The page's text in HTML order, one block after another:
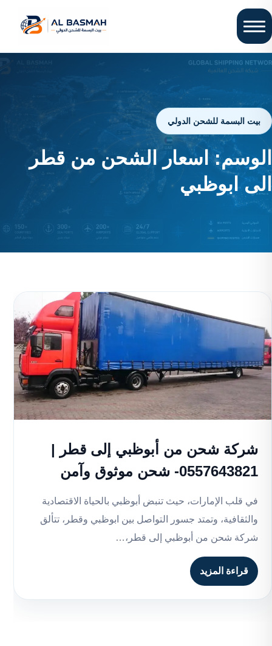
بيت البسمة للشحن الدولي
الوسم: اسعار الشحن من قطر
الى ابوظبي
شركة شحن من أبوظبي إلى قطر |
0557643821- شحن موثوق وآمن
في قلب الإمارات، حيث تنبض أبوظبي بالحياة الاقتصادية
والثقافية، وتمتد جسور التواصل بين ابوظبي وقطر، تتألق
شركة شحن من أبوظبي إلى قطر،…
قراءة المزيد